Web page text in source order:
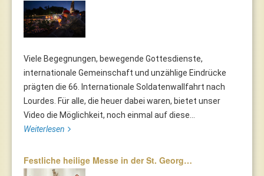
Viele Begegnungen, bewegende Gottesdienste,
internationale Gemeinschaft und unzählige Eindrücke
prägten die 66. Internationale Soldatenwallfahrt nach
Lourdes. Für alle, die heuer dabei waren, bietet unser
Video die Möglichkeit, noch einmal auf diese...
Weiterlesen
Festliche heilige Messe in der St. Georg…